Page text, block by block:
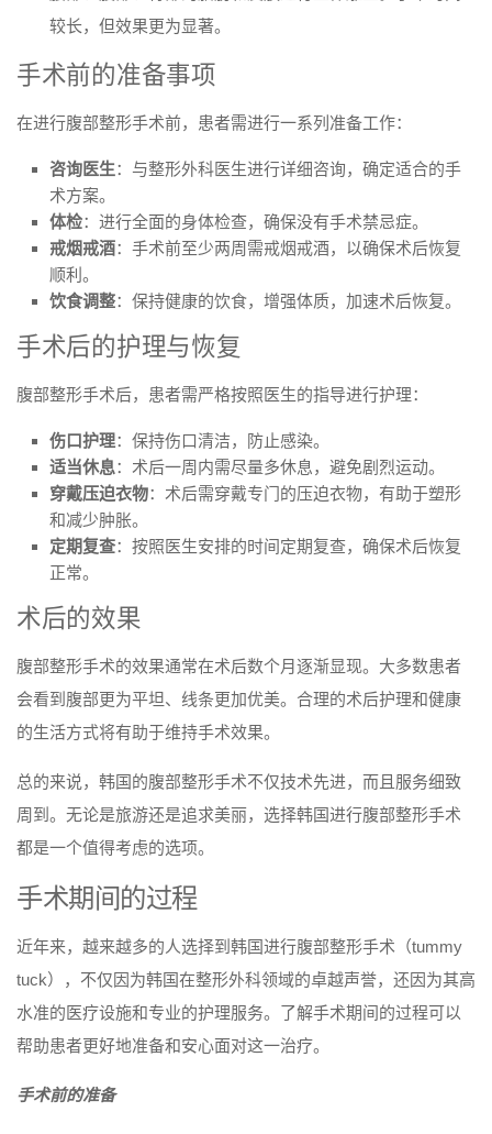
较长，但效果更为显著。
手术前的准备事项
在进行腹部整形手术前，患者需进行一系列准备工作：
咨询医生：与整形外科医生进行详细咨询，确定适合的手
术方案。
体检：进行全面的身体检查，确保没有手术禁忌症。
戒烟戒酒：手术前至少两周需戒烟戒酒，以确保术后恢复
顺利。
饮食调整：保持健康的饮食，增强体质，加速术后恢复。
手术后的护理与恢复
腹部整形手术后，患者需严格按照医生的指导进行护理：
伤口护理：保持伤口清洁，防止感染。
适当休息：术后一周内需尽量多休息，避免剧烈运动。
穿戴压迫衣物：术后需穿戴专门的压迫衣物，有助于塑形
和减少肿胀。
定期复查：按照医生安排的时间定期复查，确保术后恢复
正常。
术后的效果
腹部整形手术的效果通常在术后数个月逐渐显现。大多数患者
会看到腹部更为平坦、线条更加优美。合理的术后护理和健康
的生活方式将有助于维持手术效果。
总的来说，韩国的腹部整形手术不仅技术先进，而且服务细致
周到。无论是旅游还是追求美丽，选择韩国进行腹部整形手术
都是一个值得考虑的选项。
手术期间的过程
近年来，越来越多的人选择到韩国进行腹部整形手术（tummy
tuck），不仅因为韩国在整形外科领域的卓越声誉，还因为其高
水准的医疗设施和专业的护理服务。了解手术期间的过程可以
帮助患者更好地准备和安心面对这一治疗。
手术前的准备